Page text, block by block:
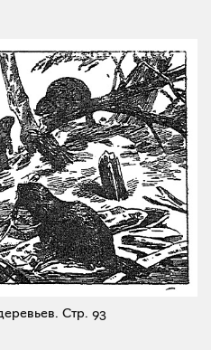
Стр. 93